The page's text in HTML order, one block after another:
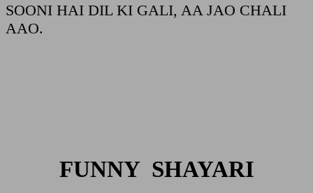
SOONI HAI DIL KI GALI, AA JAO CHALI
AAO.
FUNNY SHAYARI